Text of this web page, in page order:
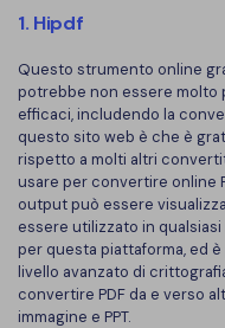
Password PDF
Condividi PDF
AI per PDF
Chat con PDF
Riassunto PDF AI
Governo
Pubblicazione
Freelancer
Recensioni e premi
Storie di clienti
1. Hipdf
Questo strumento online
potrebbe non essere molto
efficaci, includendo la
questo sito web è che è
rispetto a molti altri
usare per convertire online
output può essere
essere utilizzato in
per questa piattaforma, ed
livello avanzato di
convertire PDF da e verso
immagine e PPT.